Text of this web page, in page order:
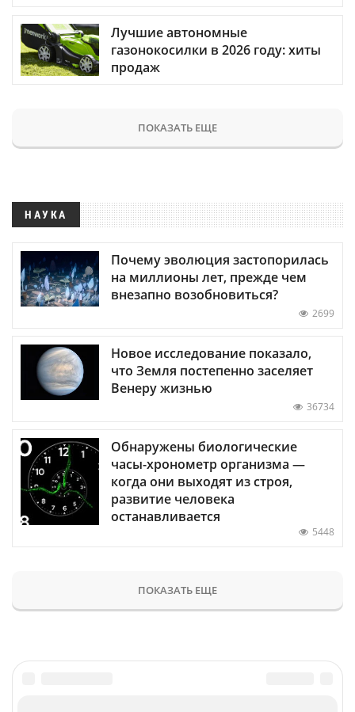
Лучшие автономные
газонокосилки в 2026 году: хиты
продаж
ПОКАЗАТЬ ЕЩЕ
НАУКА
Почему эволюция застопорилась
на миллионы лет, прежде чем
внезапно возобновиться?
2699
Новое исследование показало,
что Земля постепенно заселяет
Венеру жизнью
36734
Обнаружены биологические
часы-хронометр организма —
когда они выходят из строя,
развитие человека
останавливается
5448
ПОКАЗАТЬ ЕЩЕ